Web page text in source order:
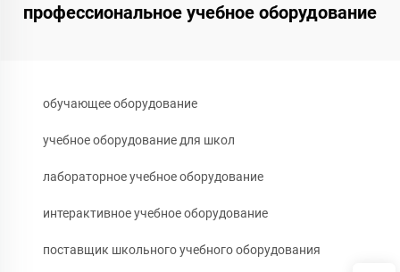
профессиональное учебное оборудование
обучающее оборудование
учебное оборудование для школ
лабораторное учебное оборудование
интерактивное учебное оборудование
поставщик школьного учебного оборудования